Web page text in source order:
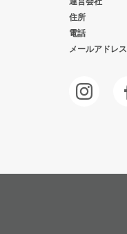
住所
電話
メールアドレス